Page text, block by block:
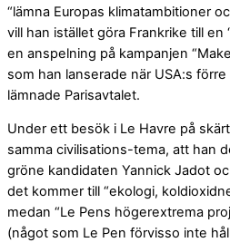
“lämna Europas klimatambitioner
vill han istället göra Frankrike till en
en anspelning på kampanjen
som han lanserade när USA:s
lämnade Parisavtalet.
Under ett besök i Le Havre på
samma civilisations-tema, att han
gröne kandidaten Yannick Jadot
det kommer till “ekologi,
medan “Le Pens högerextrema
(något som Le Pen förvisso inte